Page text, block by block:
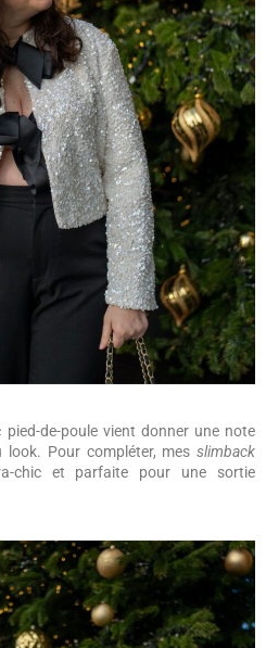
pied-de-poule vient donner une note
look. Pour compléter, mes slimback
chic et parfaite pour une sortie